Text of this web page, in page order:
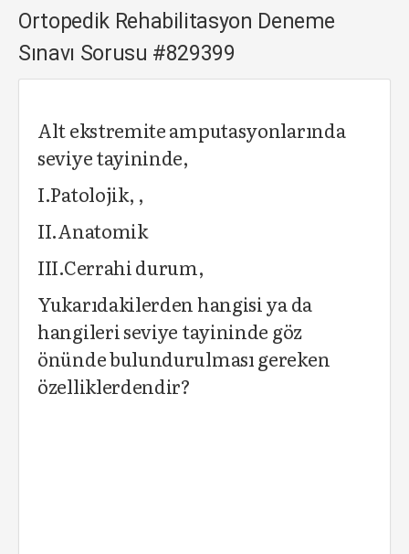
Ortopedik Rehabilitasyon Deneme
Sınavı Sorusu #829399
Alt ekstremite amputasyonlarında
seviye tayininde,
I.Patolojik, ,
II.Anatomik
III.Cerrahi durum,
Yukarıdakilerden hangisi ya da
hangileri seviye tayininde göz
önünde bulundurulması gereken
özelliklerdendir?